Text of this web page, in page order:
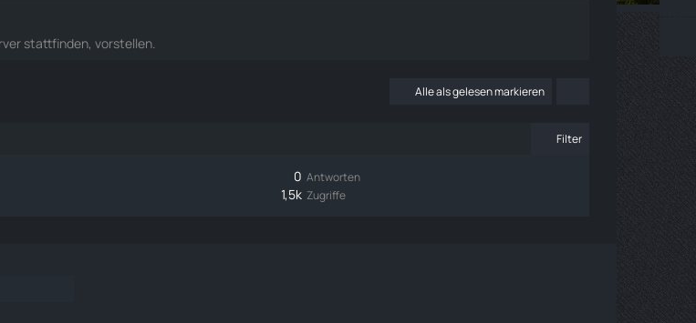
stattfinden, vorstellen.
Alle als gelesen markieren
Filter
Antworten
0
Zugriffe
1,5k